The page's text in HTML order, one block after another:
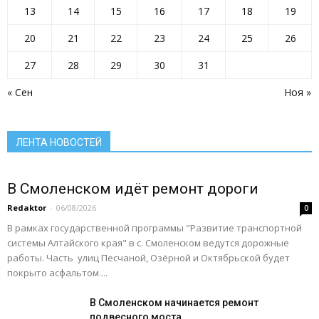
« Сен Ноя »
13
14 15 16 17 18
19
20
21 22 23 24 25
26
27
28 29 30 31
ЛЕНТА НОВОСТЕЙ
Новости региона
Образование Общество
ОМВД
Развитие АПК
Растим будущее сегодня
Росреестр
Село: вчера сегодня завтра
Село: территория развития
Село: точка притяжения
Смоленский районный суд
В Смоленском идёт ремонт дороги
Redaktor - 06/08/2026 0
В рамках государственной программы "Развитие транспортной
системы Алтайского края" в с. Смоленском ведутся дорожные
работы. Часть улиц Песчаной, Озёрной и Октябрьской будет
покрыто асфальтом....
В Смоленском начинается ремонт